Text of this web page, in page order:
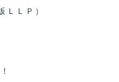
ＬＬＰ）